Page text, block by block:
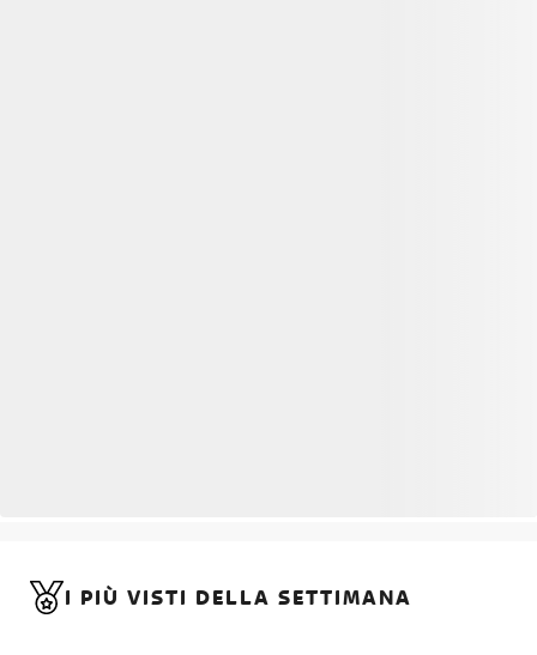
I PIÙ VISTI DELLA SETTIMANA